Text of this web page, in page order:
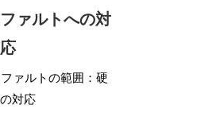
ァルトへの対
応